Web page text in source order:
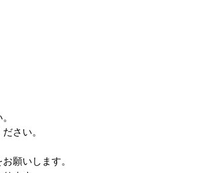
さい。
願いします。